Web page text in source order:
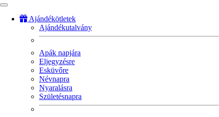
Ajándékötletek
Ajándékutalvány
Apák napjára
Eljegyzésre
Esküvőre
Névnapra
Nyaralásra
Születésnapra